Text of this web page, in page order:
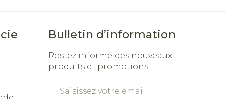
Bulletin d’information
Restez informé des nouveaux
produits et promotions